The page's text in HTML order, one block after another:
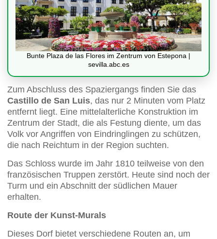
Bunte Plaza de las Flores im Zentrum von Estepona |
sevilla.abc.es
Zum Abschluss des Spaziergangs finden Sie das
Castillo de San Luis, das nur 2 Minuten vom Platz
entfernt liegt. Eine mittelalterliche Konstruktion im
Zentrum der Stadt, die als Festung diente, um das
Volk vor Angriffen von Eindringlingen zu schützen,
die nach Reichtum in der Region suchten.
Das Schloss wurde im Jahr 1810 teilweise von den
französischen Truppen zerstört. Heute sind noch der
Turm und ein Abschnitt der südlichen Mauer
erhalten.
Route der Kunst-Murals
Dieses Dorf bietet verschiedene Routen an, um